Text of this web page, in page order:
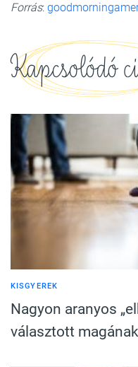
Forrás:
Kapcsolódó
KISGYEREK
Nagyon aranyos
választott